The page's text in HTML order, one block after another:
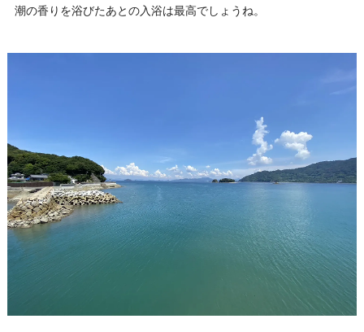
潮の香りを浴びたあとの入浴は最高でしょうね。